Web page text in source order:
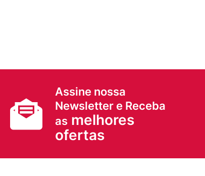
Assine nossa
Newsletter e Receba
as melhores
ofertas